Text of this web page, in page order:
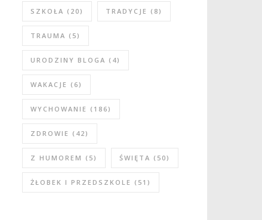
SZKOŁA (20) TRADYCJE (8)
TRAUMA (5)
URODZINY BLOGA (4)
WAKACJE (6)
WYCHOWANIE (186)
ZDROWIE (42)
Z HUMOREM (5) ŚWIĘTA (50)
ŻŁOBEK I PRZEDSZKOLE (51)